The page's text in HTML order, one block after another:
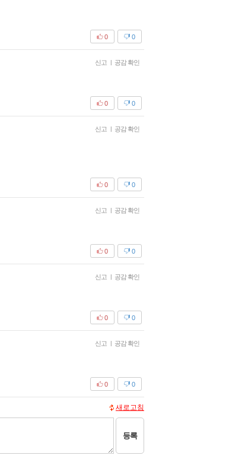
0
0
신고 | 공감 확인
0
0
신고 | 공감 확인
0
0
신고 | 공감 확인
0
0
신고 | 공감 확인
0
0
신고 | 공감 확인
0
0
새로고침
등록